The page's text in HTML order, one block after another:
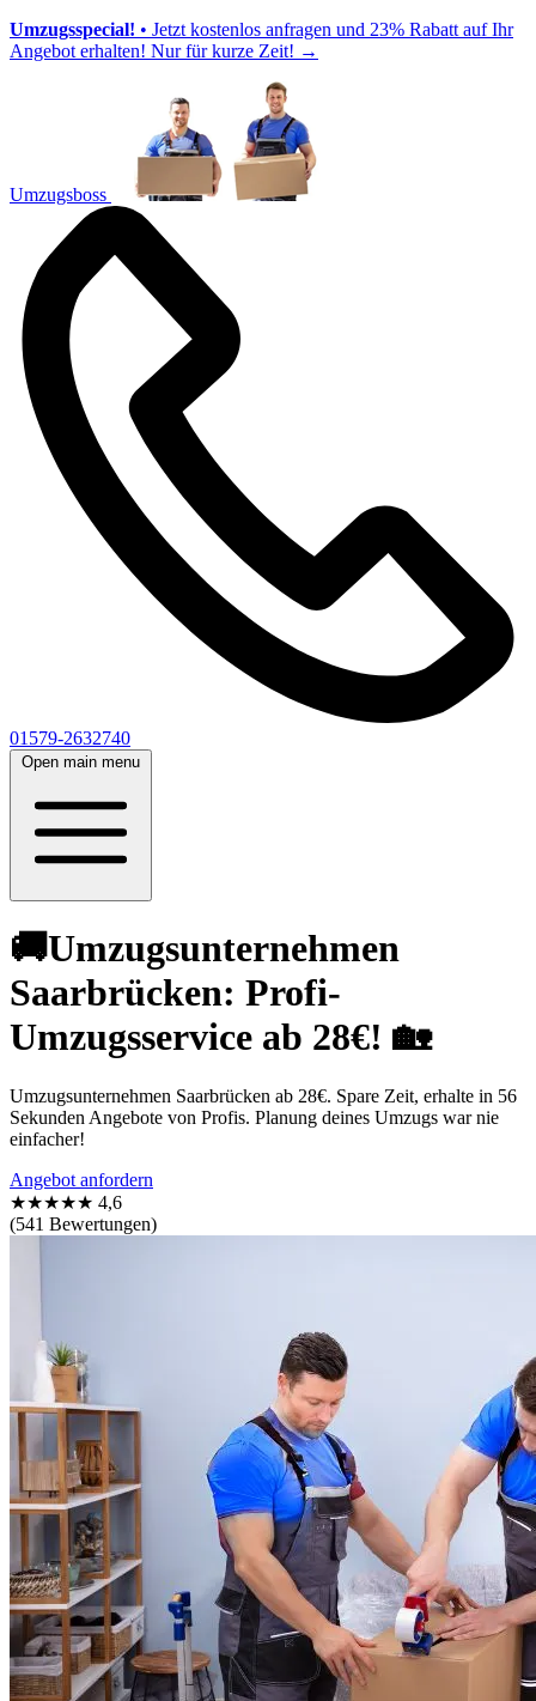
Umzugsspecial! • Jetzt kostenlos anfragen und 23% Rabatt auf Ihr
Angebot erhalten! Nur für kurze Zeit! →
Umzugsboss
01579-2632740
Open main menu
🚚Umzugsunternehmen
Saarbrücken: Profi-
Umzugsservice ab 28€! 🏡
Umzugsunternehmen Saarbrücken ab 28€. Spare Zeit, erhalte in 56
Sekunden Angebote von Profis. Planung deines Umzugs war nie
einfacher!
Angebot anfordern
★★★★★ 4,6
(541 Bewertungen)